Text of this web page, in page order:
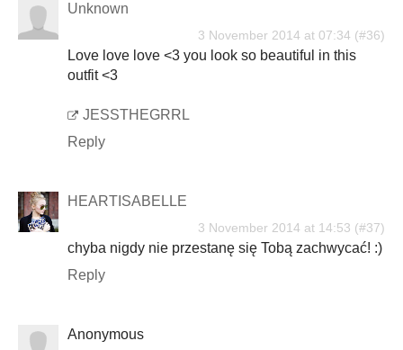
Unknown
3 November 2014 at 07:34
Love love love <3 you look so beautiful in this
outfit <3
JESSTHEGRRL
Reply
HEARTISABELLE
3 November 2014 at 14:53
chyba nigdy nie przestanę się Tobą zachwycać! :)
Reply
Anonymous